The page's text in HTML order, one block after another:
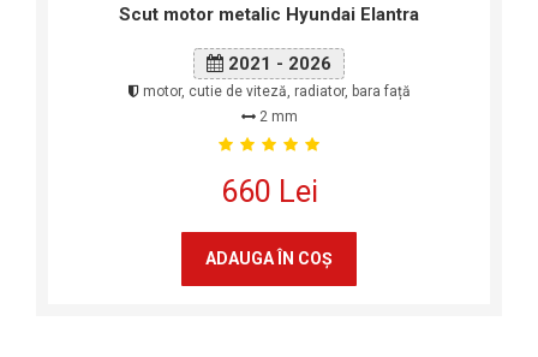
Scut motor metalic Hyundai Elantra
2021 - 2026
motor, cutie de viteză, radiator, bara față
2 mm
660 Lei
ADAUGA ÎN COŞ